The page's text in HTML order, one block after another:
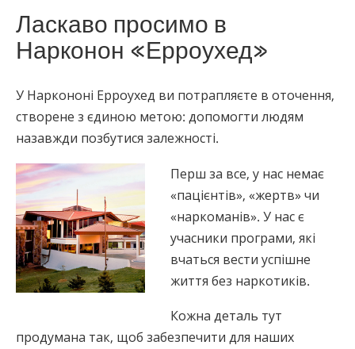
Ласкаво просимо в
Нарконон «Ерроухед»
У Наркононі Ерроухед ви потрапляєте в оточення,
створене з єдиною метою: допомогти людям
назавжди позбутися залежності.
Перш за все, у нас немає
«пацієнтів», «жертв» чи
«наркоманів». У нас є
учасники програми, які
вчаться вести успішне
життя без наркотиків.
Кожна деталь тут
продумана так, щоб забезпечити для наших